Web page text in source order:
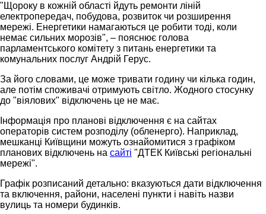
"Щороку в кожній області йдуть ремонти ліній
електропередач, побудова, розвиток чи розширення
мережі. Енергетики намагаються це робити тоді, коли
немає сильних морозів", – пояснює голова
парламентського комітету з питань енергетики та
комунальних послуг Андрій Герус.
За його словами, це може тривати годину чи кілька годин,
але потім споживачі отримують світло. Жодного стосунку
до "віялових" відключень це не має.
Інформація про планові відключення є на сайтах
операторів систем розподілу (обленерго). Наприклад,
мешканці Київщини можуть ознайомитися з графіком
планових відключень на сайті "ДТЕК Київські регіональні
мережі".
Графік розписаний детально: вказуються дати відключення
та включення, райони, населені пункти і навіть назви
вулиць та номери будинків.